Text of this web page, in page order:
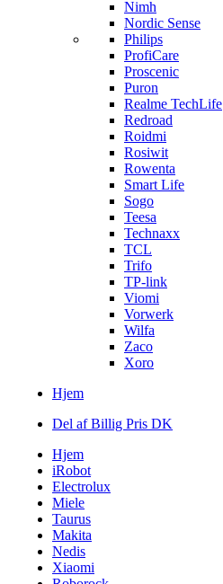
Nimh
Nordic Sense
Philips
ProfiCare
Proscenic
Puron
Realme TechLife
Redroad
Roidmi
Rosiwit
Rowenta
Smart Life
Sogo
Teesa
Technaxx
TCL
Trifo
TP-link
Viomi
Vorwerk
Wilfa
Zaco
Xoro
Hjem
Del af Billig Pris DK
Hjem
iRobot
Electrolux
Miele
Taurus
Makita
Nedis
Xiaomi